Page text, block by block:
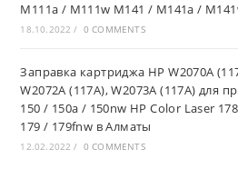
M111a / M111w M141 / M141a /
18.10.2022 / 0 COMMENTS
Заправка картриджа HP W2070A
W2072A (117A), W2073A (117A) для
150 / 150a / 150nw HP Color Laser
179 / 179fnw в Алматы
12.02.2022 / 0 COMMENTS